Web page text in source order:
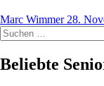
Marc Wimmer 28.
Suchen
nach:
Beliebte